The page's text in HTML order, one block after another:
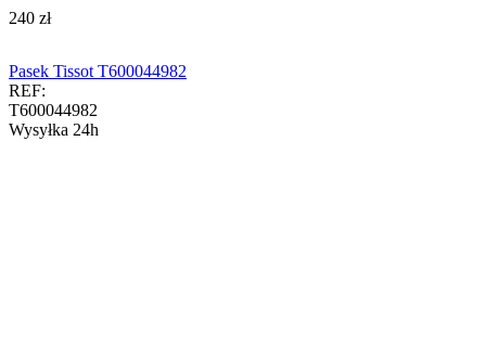
‍240‍ zł
Pasek Tissot T600044982
REF:
T600044982
Wysyłka 24h